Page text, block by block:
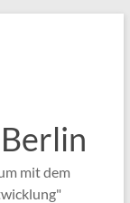
mit dem